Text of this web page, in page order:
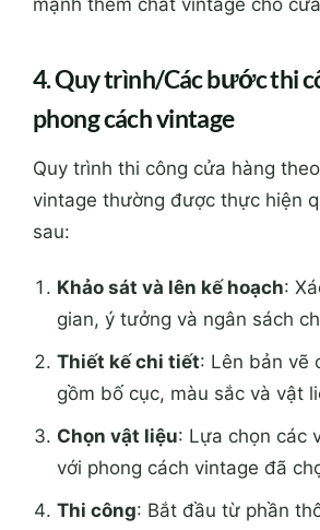
mạnh thêm chất vintage cho
4. Quy trình/Các bước thi
phong cách vintage
Quy trình thi công cửa hàng
vintage thường được thực hiện
sau:
Khảo sát và lên kế hoạch:
gian, ý tưởng và ngân sách
Thiết kế chi tiết: Lên bản vẽ
gồm bố cục, màu sắc và vật
Chọn vật liệu: Lựa chọn các
với phong cách vintage đã
Thi công: Bắt đầu từ phần